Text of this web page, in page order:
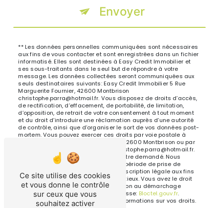
Envoyer
** Les données personnelles communiquées sont nécessaires
aux fins de vous contacter et sont enregistrées dans un fichier
informatisé. Elles sont destinées à Easy Credit Immobilier et
ses sous-traitants dans le seul but de répondre à votre
message. Les données collectées seront communiquées aux
seuls destinataires suivants: Easy Credit Immobilier 5 Rue
Marguerite Fournier, 42600 Montbrison
christophe.parra@hotmail.fr. Vous disposez de droits d’accès,
de rectification, d’effacement, de portabilité, de limitation,
d’opposition, de retrait de votre consentement à tout moment
et du droit d’introduire une réclamation auprès d’une autorité
de contrôle, ainsi que d’organiser le sort de vos données post-
mortem. Vous pouvez exercer ces droits par voie postale à
l'adresse 5 Rue Marguerite Fournier, 42600 Montbrison ou par
courrier électronique à l'adresse christophe.parra@hotmail.fr.
Un justificatif d'identité pourra vous être demandé. Nous
conservons vos données pendant la période de prise de
contact puis pendant la durée de prescription légale aux fins
probatoires et de gestion des contentieux. Vous avez le droit
de vous inscrire sur la liste d'opposition au démarchage
téléphonique, disponible à cette adresse: Bloctel.gouv.fr.
Consultez le site cnil.fr pour plus d’informations sur vos droits.
Ce site utilise des cookies
et vous donne le contrôle
sur ceux que vous
souhaitez activer